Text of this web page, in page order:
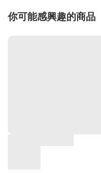
你可能感興趣的商品